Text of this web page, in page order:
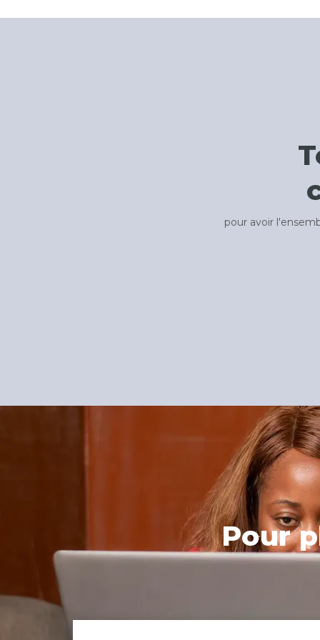
pour avoir
Pour